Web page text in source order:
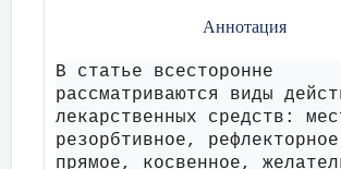
ағзаға түсуі, сіңірілуі, таралуы,
Ал фармакодинамикалық
дәрінің ағзаға әсер ету
анықтайды.
Кейбір дәрілер ағзада жиналып, уытты
береді.
Аннотация
В статье всесторонне
рассматриваются виды
лекарственных средств:
резорбтивное,
прямое, косвенное,